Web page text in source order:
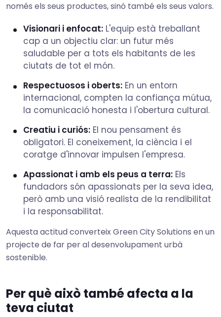
només els seus productes, sinó també els seus valors.
Visionari i enfocat: L'equip està treballant
cap a un objectiu clar: un futur més
saludable per a tots els habitants de les
ciutats de tot el món.
Respectuosos i oberts: En un entorn
internacional, compten la confiança mútua,
la comunicació honesta i l'obertura cultural.
Creatiu i curiós: El nou pensament és
obligatori. El coneixement, la ciència i el
coratge d'innovar impulsen l'empresa.
Apassionat i amb els peus a terra: Els
fundadors són apassionats per la seva idea,
però amb una visió realista de la rendibilitat
i la responsabilitat.
Aquesta actitud converteix Green City Solutions en un
projecte de far per al desenvolupament urbà
sostenible.
Per què això també afecta a la
teva ciutat